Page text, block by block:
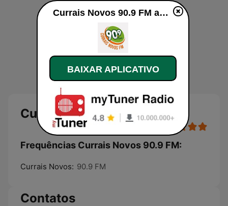
Currais Novos 90.9 FM
Frequências Currais Novos 90.9 FM:
Currais Novos: 90.9 FM
Contatos
Currais Novos 90.9 FM ao vivo
BAIXAR APLICATIVO